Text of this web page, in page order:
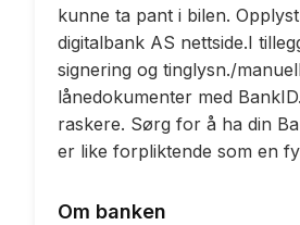
kunne ta pant i bilen.
digitalbank AS nettside.I
signering og tinglysn./
lånedokumenter med
raskere. Sørg for å ha din
er like forpliktende som en
Om banken